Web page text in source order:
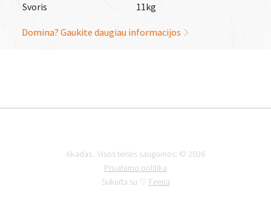
Svoris
11kg
Domina? Gaukite daugiau informacijos
Akadas . Visos teisės saugomos: © 2026
Privatumo politika
Sukurta su ♡ Feeria